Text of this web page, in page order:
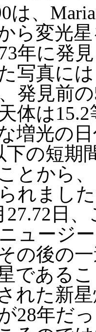
は、
ら変光
年に発
写真に
発見前
体は
増光の
下の短期
とから
れまし
27.72日
ュージ
の後の
である
れた新
28年だ